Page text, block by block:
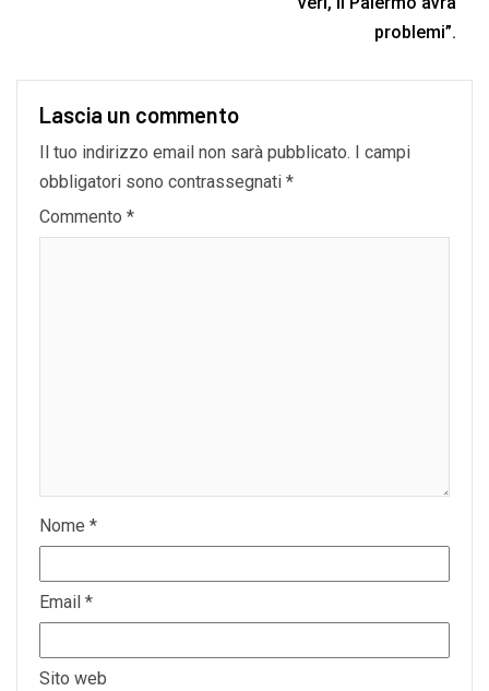
problemi”.
Lascia un commento
Il tuo indirizzo email non sarà pubblicato.
I campi
obbligatori sono contrassegnati *
Commento *
Nome *
Email *
Sito web